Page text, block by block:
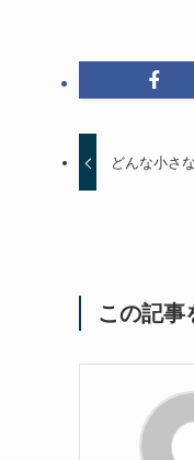
どんな小さ
この記事